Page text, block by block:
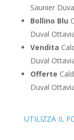
Saunier
Bollino Blu
Duval
Vendita
Duval
Offerte
Duval
UTILIZZA IL